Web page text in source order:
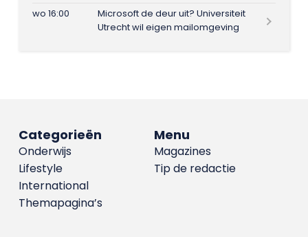
wo 16:00
Microsoft de deur uit? Universiteit
Utrecht wil eigen mailomgeving
Menu
Magazines
Tip de redactie
Categorieën
Onderwijs
Lifestyle
International
Themapagina’s